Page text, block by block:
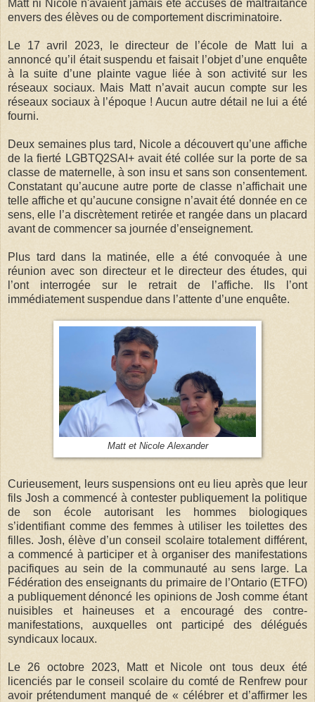
Matt ni Nicole n'avaient jamais été accusés de maltraitance
envers des élèves ou de comportement discriminatoire.
Le 17 avril 2023, le directeur de l’école de Matt lui a
annoncé qu’il était suspendu et faisait l’objet d’une enquête
à la suite d’une plainte vague liée à son activité sur les
réseaux sociaux. Mais Matt n’avait aucun compte sur les
réseaux sociaux à l’époque ! Aucun autre détail ne lui a été
fourni.
Deux semaines plus tard, Nicole a découvert qu’une affiche
de la fierté LGBTQ2SAI+ avait été collée sur la porte de sa
classe de maternelle, à son insu et sans son consentement.
Constatant qu’aucune autre porte de classe n’affichait une
telle affiche et qu’aucune consigne n’avait été donnée en ce
sens, elle l’a discrètement retirée et rangée dans un placard
avant de commencer sa journée d’enseignement.
Plus tard dans la matinée, elle a été convoquée à une
réunion avec son directeur et le directeur des études, qui
l’ont interrogée sur le retrait de l’affiche. Ils l’ont
immédiatement suspendue dans l’attente d’une enquête.
Matt et Nicole Alexander
Curieusement, leurs suspensions ont eu lieu après que leur
fils Josh a commencé à contester publiquement la politique
de son école autorisant les hommes biologiques
s’identifiant comme des femmes à utiliser les toilettes des
filles. Josh, élève d’un conseil scolaire totalement différent,
a commencé à participer et à organiser des manifestations
pacifiques au sein de la communauté au sens large. La
Fédération des enseignants du primaire de l’Ontario (ETFO)
a publiquement dénoncé les opinions de Josh comme étant
nuisibles et haineuses et a encouragé des contre-
manifestations, auxquelles ont participé des délégués
syndicaux locaux.
Le 26 octobre 2023, Matt et Nicole ont tous deux été
licenciés par le conseil scolaire du comté de Renfrew pour
avoir prétendument manqué de « célébrer et d’affirmer les